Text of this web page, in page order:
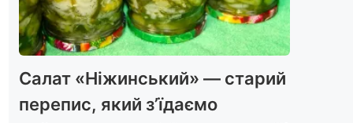
Салат «Ніжинський» — старий
перепис, який з’їдаємо